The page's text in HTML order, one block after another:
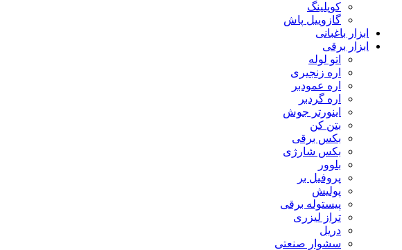
کوپلینگ
گازوییل پاش
ابزار باغبانی
ابزار برقی
اتو لوله
اره زنجیری
اره عمودبر
اره گردبر
اینورتر جوش
بتن کن
بکس برقی
بکس شارژی
بلوور
پروفیل بر
پولیش
پیستوله برقی
تراز لیزری
دریل
سشوار صنعتی